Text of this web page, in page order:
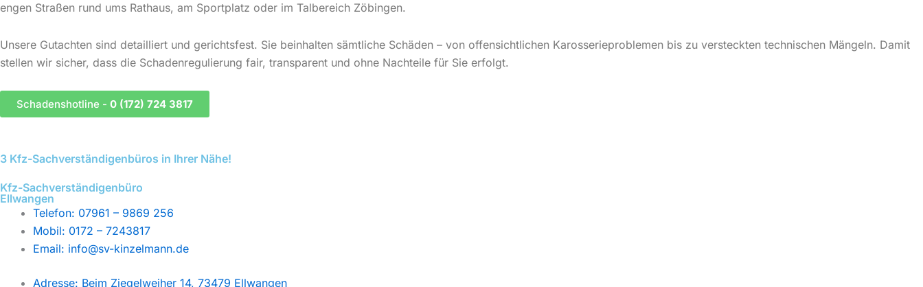
engen Straßen rund ums Rathaus, am Sportplatz oder im Talbereich Zöbingen.
Unsere Gutachten sind detailliert und gerichtsfest. Sie beinhalten sämtliche Schäden – von offensichtlichen Karosserieproblemen bis zu versteckten technischen Mängeln. Damit
stellen wir sicher, dass die Schadenregulierung fair, transparent und ohne Nachteile für Sie erfolgt.
Schadenshotline - 0 (172) 724 3817
3 Kfz-Sachverständigenbüros in Ihrer Nähe!
Kfz-Sachverständigenbüro
Ellwangen
Telefon: 07961 – 9869 256
Mobil: 0172 – 7243817
Email: info@sv-kinzelmann.de
Adresse: Beim Ziegelweiher 14, 73479 Ellwangen